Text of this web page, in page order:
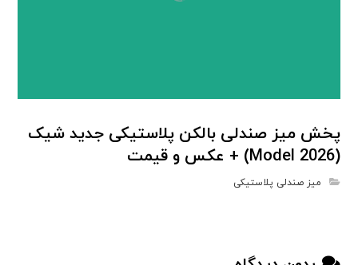
پخش میز صندلی بالکن پلاستیکی جدید شیک
(Model 2026) + عكس و قيمت
میز صندلی پلاستیکی